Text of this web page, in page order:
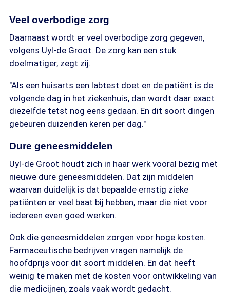
Veel overbodige zorg
Daarnaast wordt er veel overbodige zorg gegeven,
volgens Uyl-de Groot. De zorg kan een stuk
doelmatiger, zegt zij.
"Als een huisarts een labtest doet en de patiënt is de
volgende dag in het ziekenhuis, dan wordt daar exact
diezelfde tetst nog eens gedaan. En dit soort dingen
gebeuren duizenden keren per dag."
Dure geneesmiddelen
Uyl-de Groot houdt zich in haar werk vooral bezig met
nieuwe dure geneesmiddelen. Dat zijn middelen
waarvan duidelijk is dat bepaalde ernstig zieke
patiënten er veel baat bij hebben, maar die niet voor
iedereen even goed werken.
Ook die geneesmiddelen zorgen voor hoge kosten.
Farmaceutische bedrijven vragen namelijk de
hoofdprijs voor dit soort middelen. En dat heeft
weinig te maken met de kosten voor ontwikkeling van
die medicijnen, zoals vaak wordt gedacht.